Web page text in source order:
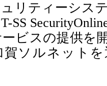
リティーシス
SS
ビスの提供を
賀ソルネット